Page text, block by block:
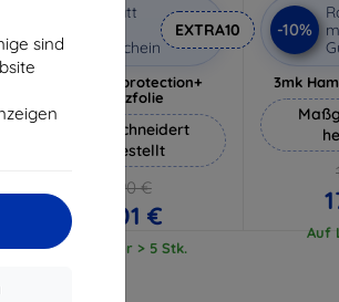
sind
Rabatt
Gutschein
EXTRA10
3mk Silverprotection+
Schutzfolie
Maßgeschneidert
hergestellt
18,90 €
17,01 €
Auf Lager > 5 Stk.
-10%
3mk
Auf